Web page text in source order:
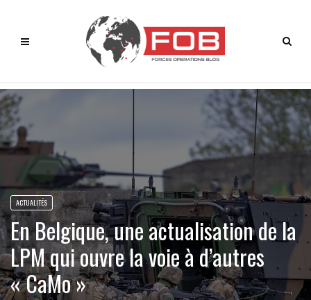
ACTUALITÉS
En Belgique, une actualisation de la
LPM qui ouvre la voie à d’autres
« CaMo »